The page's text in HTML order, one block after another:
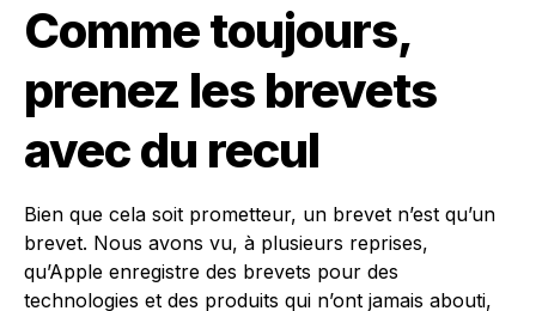
Comme toujours,
prenez les brevets
avec du recul
Bien que cela soit prometteur, un brevet n’est qu’un
brevet. Nous avons vu, à plusieurs reprises,
qu’Apple enregistre des brevets pour des
technologies et des produits qui n’ont jamais abouti,